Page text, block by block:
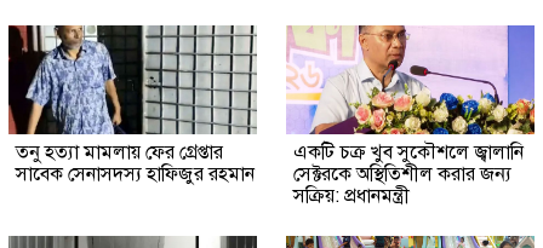
তনু হত্যা মামলায় ফের গ্রেপ্তার
সাবেক সেনাসদস্য হাফিজুর রহমান
একটি চক্র খুব সুকৌশলে জ্বালানি
সেক্টরকে অস্থিতিশীল করার জন্য
সক্রিয়: প্রধানমন্ত্রী